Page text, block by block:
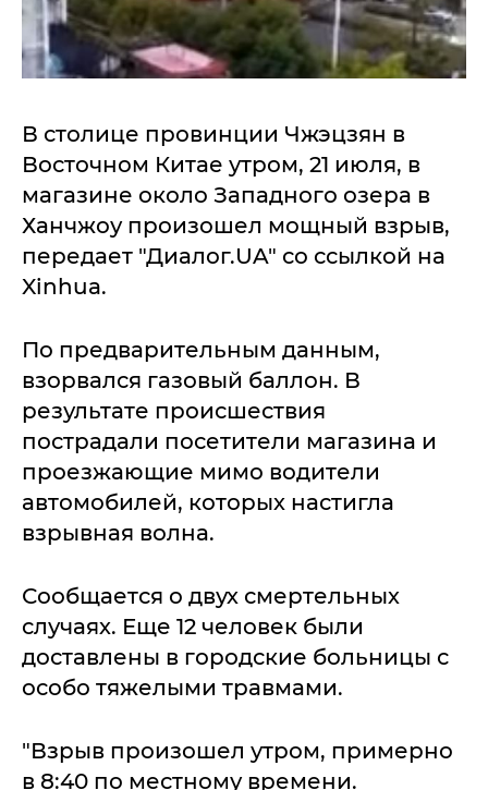
В столице провинции Чжэцзян в
Восточном Китае утром, 21 июля, в
магазине около Западного озера в
Ханчжоу произошел мощный взрыв,
передает "Диалог.UA" со ссылкой на
Xinhua.
По предварительным данным,
взорвался газовый баллон. В
результате происшествия
пострадали посетители магазина и
проезжающие мимо водители
автомобилей, которых настигла
взрывная волна.
Сообщается о двух смертельных
случаях. Еще 12 человек были
доставлены в городские больницы с
особо тяжелыми травмами.
"Взрыв произошел утром, примерно
в 8:40 по местному времени.